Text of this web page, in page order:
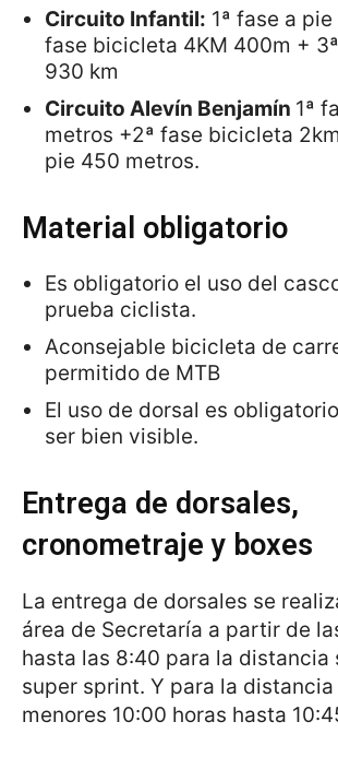
Circuito Infantil: 1ª fase a
fase bicicleta 4KM 400m +
930 km
Circuito Alevín Benjamín 1ª
metros +2ª fase bicicleta
pie 450 metros.
Material obligatorio
Es obligatorio el uso del
prueba ciclista.
Aconsejable bicicleta de
permitido de MTB
El uso de dorsal es
ser bien visible.
Entrega de dorsales,
cronometraje y boxes
La entrega de dorsales se
área de Secretaría a partir de
hasta las 8:40 para la distancia
super sprint. Y para la distancia
menores 10:00 horas hasta